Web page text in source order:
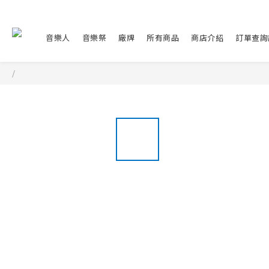
音樂人 音樂祭 廠牌 所有商品 商店介紹 訂單查
/